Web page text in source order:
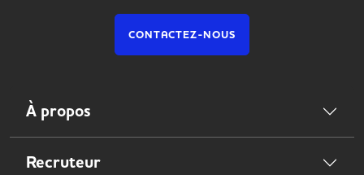
CONTACTEZ-NOUS
À propos
Recruteur